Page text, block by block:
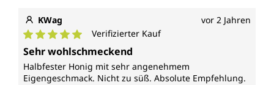
KWag vor 2 Jahren
Durchschnittliche Bewertung von 5 von 5 Sternen
Verifizierter Kauf
Sehr wohlschmeckend
Halbfester Honig mit sehr angenehmem
Eigengeschmack. Nicht zu süß. Absolute Empfehlung.